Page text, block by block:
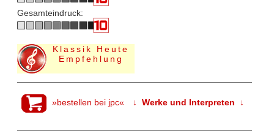
Gesamteindruck:
Klassik Heute
Empfehlung
»bestellen bei jpc« ↓ Werke und Interpreten ↓